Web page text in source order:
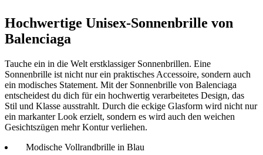
Hochwertige Unisex-Sonnenbrille von
Balenciaga
Tauche ein in die Welt erstklassiger Sonnenbrillen. Eine
Sonnenbrille ist nicht nur ein praktisches Accessoire, sondern auch
ein modisches Statement. Mit der Sonnenbrille von Balenciaga
entscheidest du dich für ein hochwertig verarbeitetes Design, das
Stil und Klasse ausstrahlt. Durch die eckige Glasform wird nicht nur
ein markanter Look erzielt, sondern es wird auch den weichen
Gesichtszügen mehr Kontur verliehen.
Modische Vollrandbrille in Blau